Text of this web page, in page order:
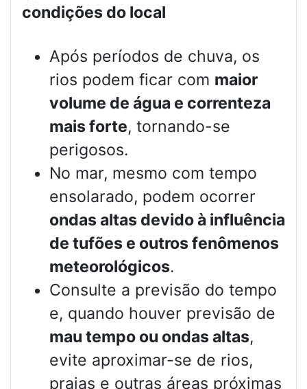
condições do local
Após períodos de chuva, os
rios podem ficar com maior
volume de água e correnteza
mais forte, tornando-se
perigosos.
No mar, mesmo com tempo
ensolarado, podem ocorrer
ondas altas devido à influência
de tufões e outros fenômenos
meteorológicos.
Consulte a previsão do tempo
e, quando houver previsão de
mau tempo ou ondas altas,
evite aproximar-se de rios,
praias e outras áreas próximas